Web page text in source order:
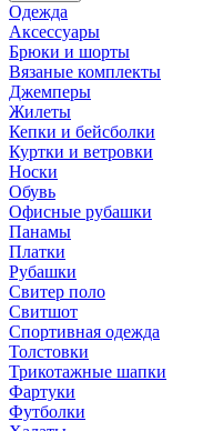
Одежда
Аксессуары
Брюки и шорты
Вязаные комплекты
Джемперы
Жилеты
Кепки и бейсболки
Куртки и ветровки
Носки
Обувь
Офисные рубашки
Панамы
Платки
Рубашки
Свитер поло
Свитшот
Спортивная одежда
Толстовки
Трикотажные шапки
Фартуки
Футболки